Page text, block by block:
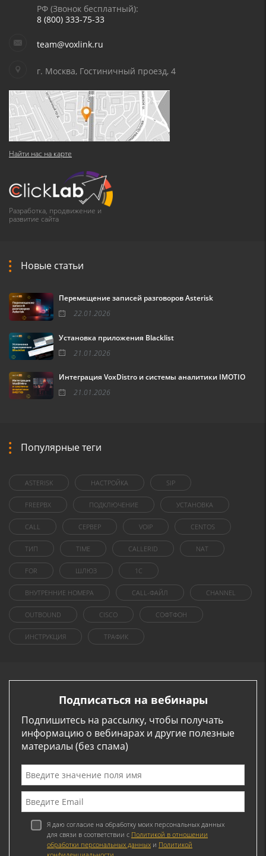
РФ (Звонок бесплатный):
8 (800) 333-75-33
team@voxlink.ru
г. Москва, Гостиничный проезд, 4
Найти нас на карте
Разработка, продвижение и
развитие сайта
Новые статьи
Перемещение записей разговоров Asterisk
22.01.2026
Установка приложения Blacklist
21.01.2026
Интеграция VoxDistro и системы аналитики IMOTIO
21.01.2026
Популярные теги
ASTERISK НАСТРОЙКА SIP
FREEPBX ПОДКЛЮЧЕНИЕ УСТАНОВКА
CALL СЕРВЕР VOIP CENTOS
ТИП TIME CALLERID NAT
FOR ШЛЮЗ 1C
ВНУТРЕННИЕ НОМЕРА CALL-ФАЙЛ CHANNEL
OUTBOUND CISCO СОФТФОН
ИНСТРУКЦИЯ ТРАФИК
Подписаться на вебинары
Подпишитесь на рассылку, чтобы получать
информацию о вебинарах и другие полезные
материалы (без спама)
Я даю согласие на обработку моих персональных данных
для связи в соответствии с Политикой в отношении
обработки персональных данных и Политикой